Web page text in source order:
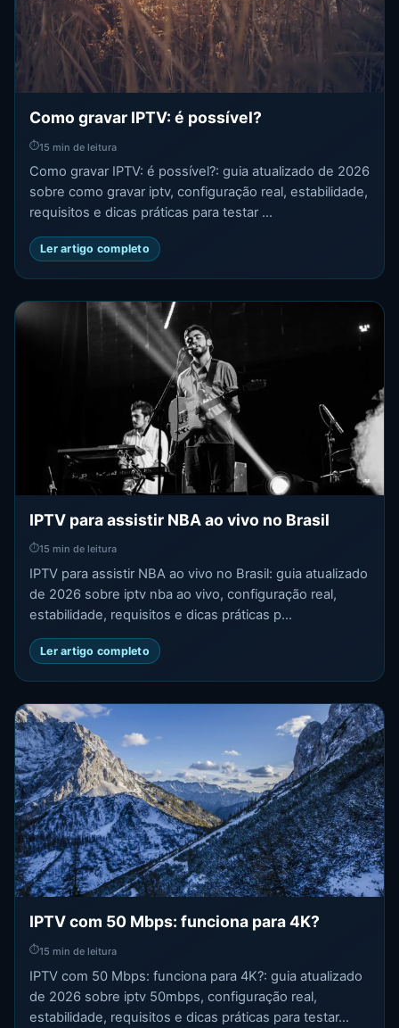
Como gravar IPTV: é possível?
⏱15 min de leitura
Como gravar IPTV: é possível?: guia atualizado de 2026
sobre como gravar iptv, configuração real, estabilidade,
requisitos e dicas práticas para testar ...
Ler artigo completo
IPTV para assistir NBA ao vivo no Brasil
⏱15 min de leitura
IPTV para assistir NBA ao vivo no Brasil: guia atualizado
de 2026 sobre iptv nba ao vivo, configuração real,
estabilidade, requisitos e dicas práticas p...
Ler artigo completo
IPTV com 50 Mbps: funciona para 4K?
⏱15 min de leitura
IPTV com 50 Mbps: funciona para 4K?: guia atualizado
de 2026 sobre iptv 50mbps, configuração real,
estabilidade, requisitos e dicas práticas para testar...